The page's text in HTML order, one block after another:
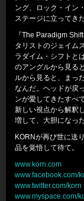
ング、ロック・イン
ステージに立ってきた
『The Paradigm
タリストのジェイム
ラダイム・シフトと
のアングルから見る
ルから見ると、まっ
なんだ。ヘッドが戻
ンが愛してきたすべ
新しい視点から解釈
増して、大胆になっ
KORNが再び世に送
品を覚悟して待て。
www.korn.com
www.facebook.com/
www.twitter.com/korn
www.myspace.com/